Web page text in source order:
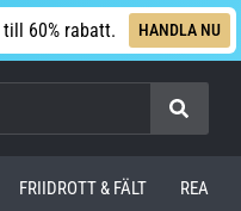
60% rabatt. HANDLA NU
FRIIDROTT & FÄLT REA